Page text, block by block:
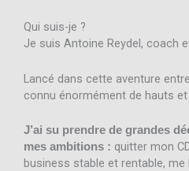
Qui suis-je ?
Je suis Antoine Reydel, coach
Lancé dans cette aventure
connu énormément de hauts
J’ai su prendre de grandes
mes ambitions : quitter mon
business stable et rentable,